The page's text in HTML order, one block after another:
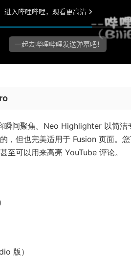
间聚焦。Neo Highlighter 以简洁
，但也完美适用于 Fusion 页面。
至可以用来高亮 YouTube 评论。
版）